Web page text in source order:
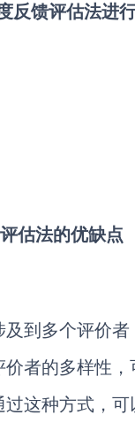
反馈评估法进
估法的优缺点
到多个评价者
者的多样性
这种方式，可